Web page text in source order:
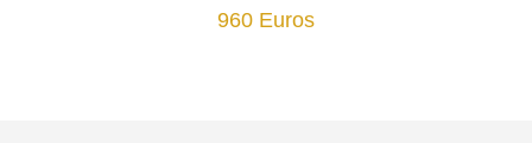
960 Euros